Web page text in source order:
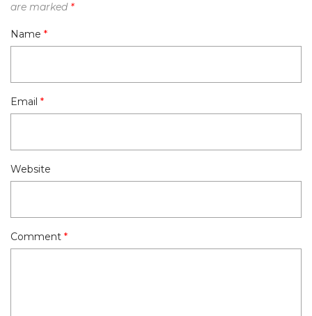
are marked *
Name *
Email *
Website
Comment *